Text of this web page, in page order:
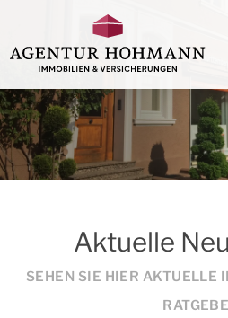
Aktuelle
SEHEN SIE HIER AKTUELLE